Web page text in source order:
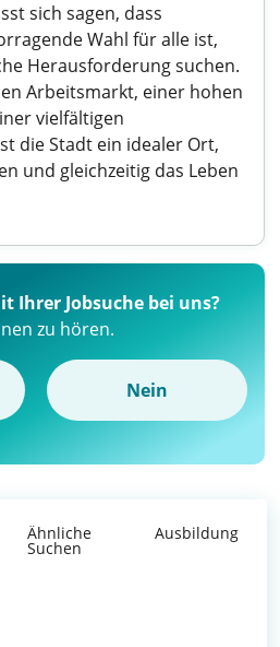
sich sagen, dass
Wahl für alle ist,
Herausforderung suchen.
Arbeitsmarkt, einer hohen
vielfältigen
die Stadt ein idealer Ort,
und gleichzeitig das Leben
Ihrer Jobsuche bei uns?
zu hören.
Nein
Ähnliche
Suchen
Ausbildung